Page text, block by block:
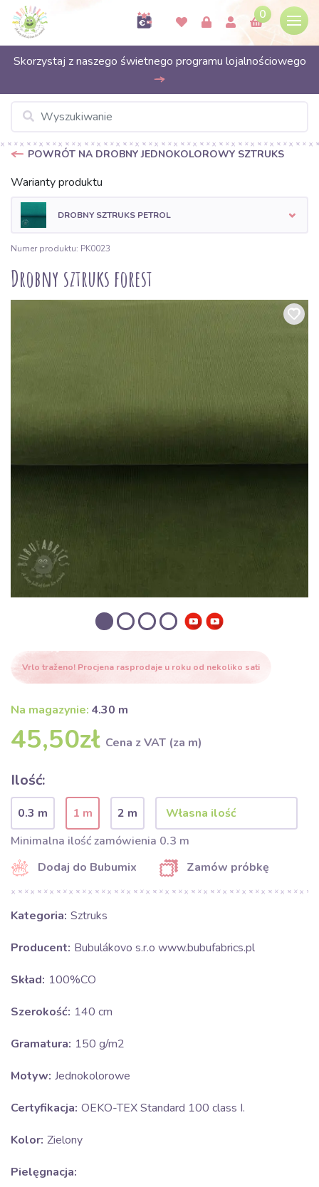
0
Skorzystaj z naszego świetnego programu lojalnościowego
POWRÓT NA DROBNY JEDNOKOLOROWY SZTRUKS
Warianty produktu
DROBNY SZTRUKS PETROL
Numer produktu: PK0023
Drobny sztruks forest
Vrlo traženo! Procjena rasprodaje u roku od nekoliko sati
Na magazynie: 4.30 m
45,50zł Cena z VAT (za m)
Ilość:
0.3 m 1 m
2 m
Minimalna ilość zamówienia 0.3 m
Dodaj do Bubumix
Zamów próbkę
Kategoria: Sztruks
Producent: Bubulákovo s.r.o www.bubufabrics.pl
Skład: 100%CO
Szerokość: 140 cm
Gramatura: 150 g/m2
Motyw: Jednokolorowe
Certyfikacja: OEKO-TEX Standard 100 class I.
Kolor: Zielony
Pielęgnacja: